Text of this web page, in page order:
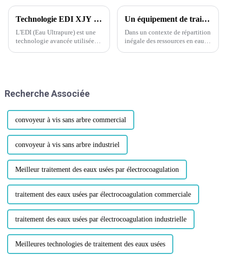
Technologie EDI XJY : révolutionner la production d'eau ultrapure pour un avenir plus vert et plus efficace
L'EDI (Eau Ultrapure) est une
technologie avancée utilisée
Un équipement de traitement de l'eau saumâtre de 2 000 l/h a été envoyé en Somalie, apportant de l'espoir aux régions en pénurie d'eau.
Dans un contexte de répartition
inégale des ressources en eau
Recherche Associée
convoyeur à vis sans arbre commercial
convoyeur à vis sans arbre industriel
Meilleur traitement des eaux usées par électrocoagulation
traitement des eaux usées par électrocoagulation commerciale
traitement des eaux usées par électrocoagulation industrielle
Meilleures technologies de traitement des eaux usées